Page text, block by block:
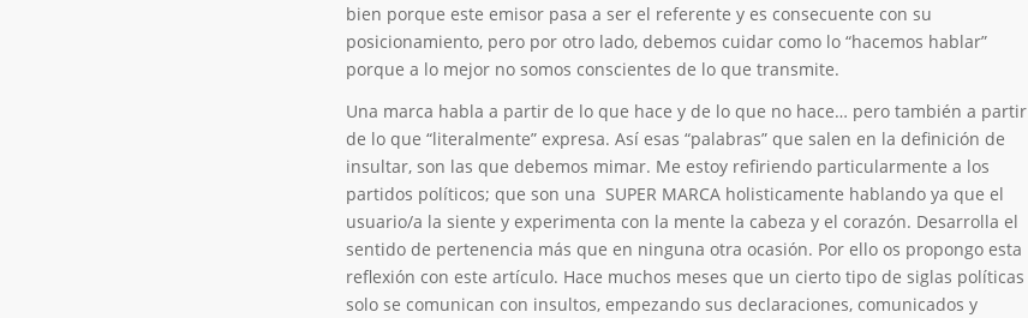
bien porque este emisor pasa a ser el referente y es consecuente con su
posicionamiento, pero por otro lado, debemos cuidar como lo “hacemos hablar”
porque a lo mejor no somos conscientes de lo que transmite.
Una marca habla a partir de lo que hace y de lo que no hace… pero también a partir
de lo que “literalmente” expresa. Así esas “palabras” que salen en la definición de
insultar, son las que debemos mimar. Me estoy refiriendo particularmente a los
partidos políticos; que son una SUPER MARCA holisticamente hablando ya que el
usuario/a la siente y experimenta con la mente la cabeza y el corazón. Desarrolla el
sentido de pertenencia más que en ninguna otra ocasión. Por ello os propongo esta
reflexión con este artículo. Hace muchos meses que un cierto tipo de siglas políticas
solo se comunican con insultos, empezando sus declaraciones, comunicados y